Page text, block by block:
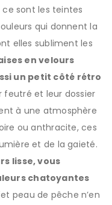
ce sont les teintes
qui donnent la
elles subliment les
en velours
un petit côté rétro
feutré et leur dossier
à une atmosphère
ou anthracite, ces
et de la gaieté.
lisse, vous
chatoyantes
peau de pêche n’en